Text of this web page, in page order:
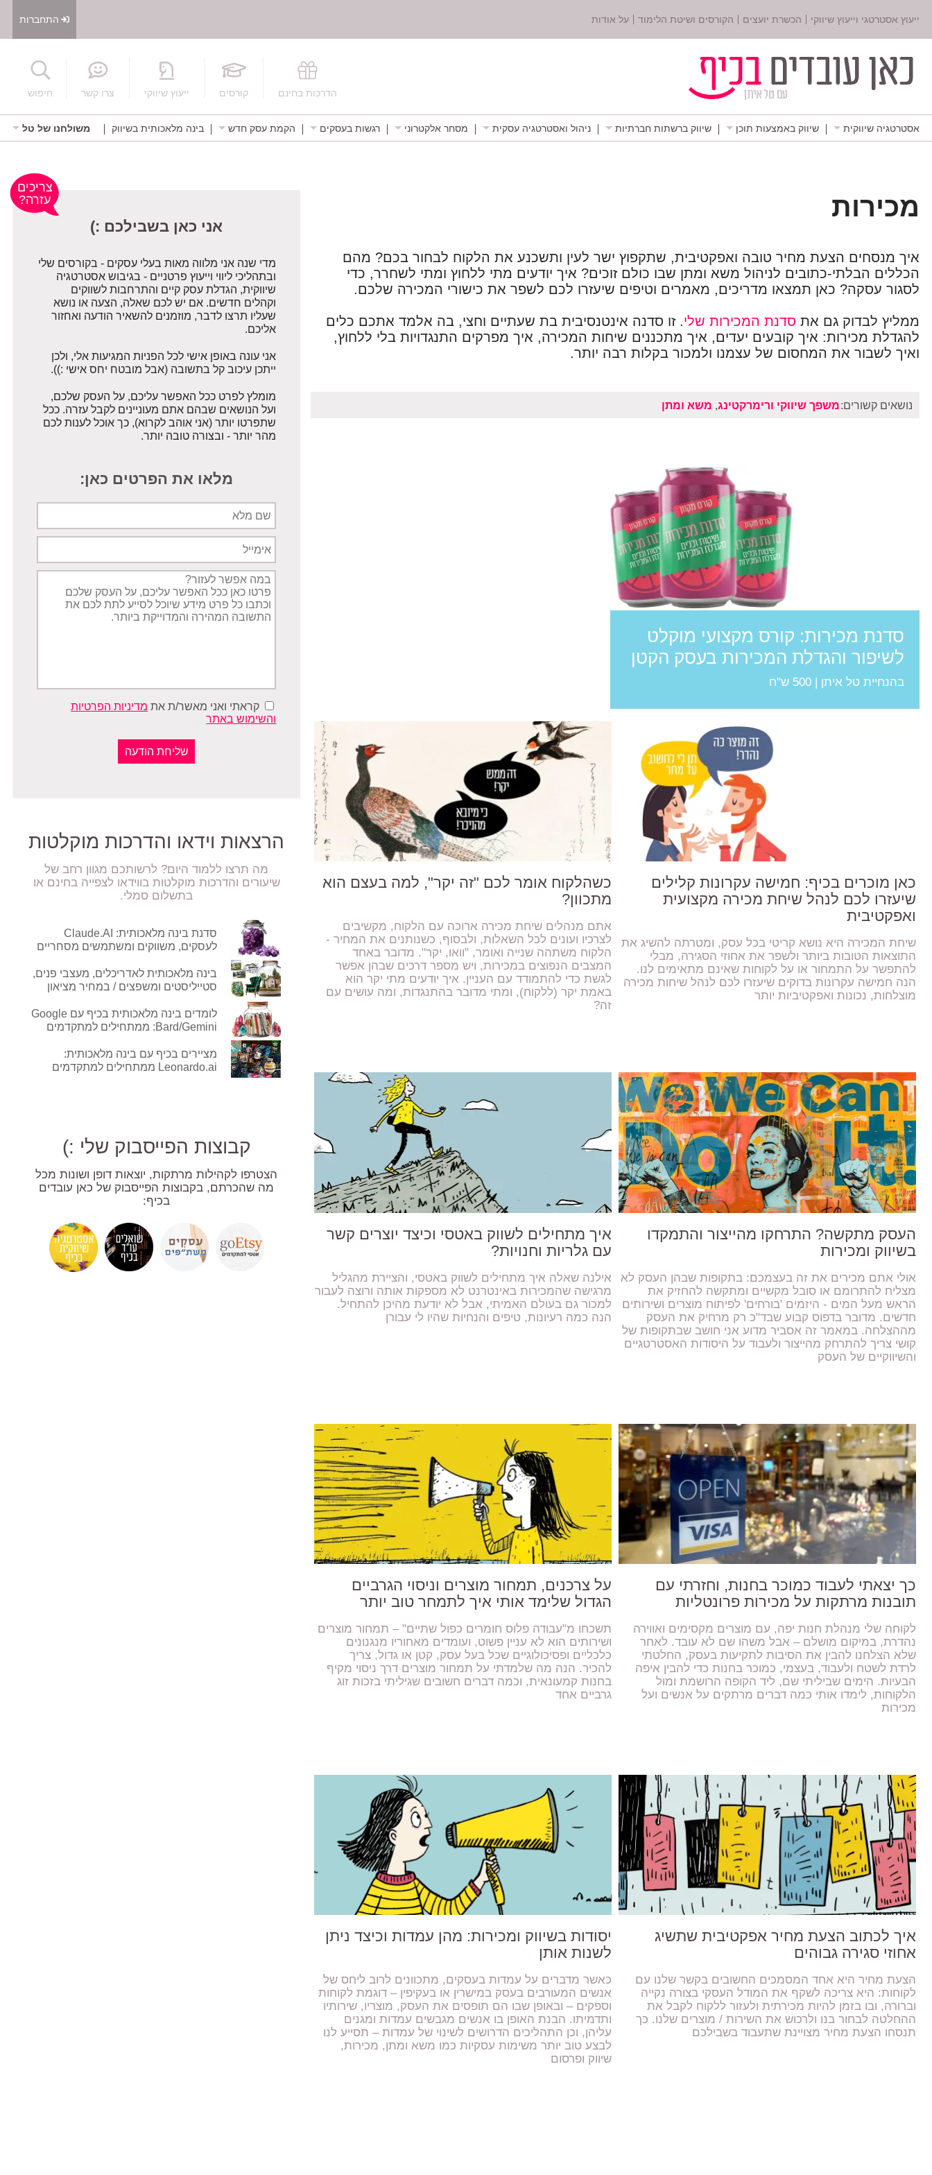
ייעוץ אסטרטגי וייעוץ שיווקי הכשרת יועצים הקורסים ושיטת הלימוד על אודות התחברות
הדרכות בחינם קורסים ייעוץ שיווקי צרו קשר חיפוש
אסטרטגיה שיווקית שיווק באמצעות תוכן שיווק ברשתות חברתיות ניהול ואסטרטגיה עסקית מסחר אלקטרוני רגשות בעסקים הקמת עסק חדש בינה מלאכותית בשיווק משולחנו של טל
מכירות
איך מנסחים הצעת מחיר טובה ואפקטיבית, שתקפוץ ישר לעין ותשכנע את הלקוח לבחור בכם? מהם
הכללים הבלתי-כתובים לניהול משא ומתן שבו כולם זוכים? איך יודעים מתי ללחוץ ומתי לשחרר, כדי
לסגור עסקה? כאן תמצאו מדריכים, מאמרים וטיפים שיעזרו לכם לשפר את כישורי המכירה שלכם.
ממליץ לבדוק גם את סדנת המכירות שלי. זו סדנה אינטנסיבית בת שעתיים וחצי, בה אלמד אתכם כלים
להגדלת מכירות: איך קובעים יעדים, איך מתכננים שיחות המכירה, איך מפרקים התנגדויות בלי ללחוץ,
ואיך לשבור את המחסום של עצמנו ולמכור בקלות רבה יותר.
נושאים קשורים:משפך שיווקי ורימרקטינג, משא ומתן
סדנת מכירות: קורס מקצועי מוקלט
לשיפור והגדלת המכירות בעסק הקטן
בהנחיית טל איתן | 500 ש"ח
כאן מוכרים בכיף: חמישה עקרונות קלילים
שיעזרו לכם לנהל שיחת מכירה מקצועית
ואפקטיבית
שיחת המכירה היא נושא קריטי בכל עסק, ומטרתה להשיג את
התוצאות הטובות ביותר ולשפר את אחוזי הסגירה, מבלי
להתפשר על התמחור או על לקוחות שאינם מתאימים לנו.
הנה חמישה עקרונות בדוקים שיעזרו לכם לנהל שיחות מכירה
מוצלחות, נכונות ואפקטיביות יותר
כשהלקוח אומר לכם "זה יקר", למה בעצם הוא
מתכוון?
אתם מנהלים שיחת מכירה ארוכה עם הלקוח, מקשיבים
לצרכיו ועונים לכל השאלות, ולבסוף, כשנותנים את המחיר -
הלקוח משתהה שנייה ואומר, "וואו, יקר". מדובר באחד
המצבים הנפוצים במכירות, ויש מספר דרכים שבהן אפשר
לגשת כדי להתמודד עם העניין. איך יודעים מתי יקר הוא
באמת יקר (ללקוח), ומתי מדובר בהתנגדות, ומה עושים עם
זה?
העסק מתקשה? התרחקו מהייצור והתמקדו
בשיווק ומכירות
אולי אתם מכירים את זה בעצמכם: בתקופות שבהן העסק לא
מצליח להתרומם או סובל מקשיים ומתקשה להחזיק את
הראש מעל המים - היזמים 'בורחים' לפיתוח מוצרים ושירותים
חדשים. מדובר בדפוס קבוע שבד"כ רק מרחיק את העסק
מההצלחה. במאמר זה אסביר מדוע אני חושב שבתקופות של
קושי צריך להתרחק מהייצור ולעבוד על היסודות האסטרטגיים
והשיווקיים של העסק
איך מתחילים לשווק באטסי וכיצד יוצרים קשר
עם גלריות וחנויות?
אילנה שאלה איך מתחילים לשווק באטסי, והציירת מהגליל
מרגישה שהמכירות באינטרנט לא מספקות אותה ורוצה לעבור
למכור גם בעולם האמיתי, אבל לא יודעת מהיכן להתחיל.
הנה כמה רעיונות, טיפים והנחיות שהיו לי עבורן
כך יצאתי לעבוד כמוכר בחנות, וחזרתי עם
תובנות מרתקות על מכירות פרונטליות
לקוחה שלי מנהלת חנות יפה, עם מוצרים מקסימים ואווירה
נהדרת, במיקום מושלם – אבל משהו שם לא עובד. לאחר
שלא הצלחנו להבין את הסיבות לתקיעות בעסק, החלטתי
לרדת לשטח ולעבוד, בעצמי, כמוכר בחנות כדי להבין איפה
הבעיות. הימים שביליתי שם, ליד הקופה הרושמת ומול
הלקוחות, לימדו אותי כמה דברים מרתקים על אנשים ועל
מכירות
על צרכנים, תמחור מוצרים וניסוי הגרביים
הגדול שלימד אותי איך לתמחר טוב יותר
תשכחו מ"עבודה פלוס חומרים כפול שתיים" – תמחור מוצרים
ושירותים הוא לא עניין פשוט, ועומדים מאחוריו מנגנונים
כלכליים ופסיכולוגיים שכל בעל עסק, קטן או גדול, צריך
להכיר. הנה מה שלמדתי על תמחור מוצרים דרך ניסוי מקיף
בחנות קמעונאית, וכמה דברים חשובים שגיליתי בזכות זוג
גרביים אחד
איך לכתוב הצעת מחיר אפקטיבית שתשיג
אחוזי סגירה גבוהים
הצעת מחיר היא אחד המסמכים החשובים בקשר שלנו עם
לקוחות: היא צריכה לשקף את המודל העסקי בצורה נקייה
וברורה, ובו בזמן להיות מכירתית ולעזור ללקוח לקבל את
ההחלטה לבחור בנו ולרכוש את השירות / מוצרים שלנו. כך
תנסחו הצעת מחיר מצויינת שתעבוד בשבילכם
יסודות בשיווק ומכירות: מהן עמדות וכיצד ניתן
לשנות אותן
כאשר מדברים על עמדות בעסקים, מתכוונים לרוב ליחס של
אנשים המעורבים בעסק במישרין או בעקיפין – דוגמת לקוחות
וספקים – ובאופן שבו הם תופסים את העסק, מוצריו, שירותיו
ותדמיתו. הבנת האופן בו אנשים מגבשים עמדות ומגנים
עליהן, וכן התהליכים הדרושים לשינוי של עמדות – תסייע לנו
לבצע טוב יותר משימות עסקיות כמו משא ומתן, מכירות,
שיווק ופרסום
אני כאן בשבילכם :)
מדי שנה אני מלווה מאות בעלי עסקים - בקורסים שלי
ובתהליכי ליווי וייעוץ פרטניים - בגיבוש אסטרטגיה
שיווקית, הגדלת עסק קיים והתרחבות לשווקים
וקהלים חדשים. אם יש לכם שאלה, הצעה או נושא
שעליו תרצו לדבר, מוזמנים להשאיר הודעה ואחזור
אליכם.
אני עונה באופן אישי לכל הפניות המגיעות אלי, ולכן
ייתכן עיכוב קל בתשובה (אבל מובטח יחס אישי :)).
מומלץ לפרט ככל האפשר עליכם, על העסק שלכם,
ועל הנושאים שבהם אתם מעוניינים לקבל עזרה. ככל
שתפרטו יותר (אני אוהב לקרוא), כך אוכל לענות לכם
מהר יותר - ובצורה טובה יותר.
מלאו את הפרטים כאן:
מלא
תיאור
הפניה
קראתי ואני מאשר/ת את מדיניות הפרטיות
והשימוש באתר
הרצאות וידאו והדרכות מוקלטות
מה תרצו ללמוד היום? לרשותכם מגוון רחב של
שיעורים והדרכות מוקלטות בווידאו לצפייה בחינם או
בתשלום סמלי.
סדנת בינה מלאכותית: Claude.AI
לעסקים, משווקים ומשתמשים מסחריים
בינה מלאכותית לאדריכלים, מעצבי פנים,
סטייליסטים ומשפצים / במחיר מציאון
לומדים בינה מלאכותית בכיף עם Google
Bard/Gemini: ממתחילים למתקדמים
מציירים בכיף עם בינה מלאכותית:
Leonardo.ai ממתחילים למתקדמים
קבוצות הפייסבוק שלי :)
הצטרפו לקהילות מרתקות, יוצאות דופן ושונות מכל
מה שהכרתם, בקבוצות הפייסבוק של כאן עובדים
בכיף: